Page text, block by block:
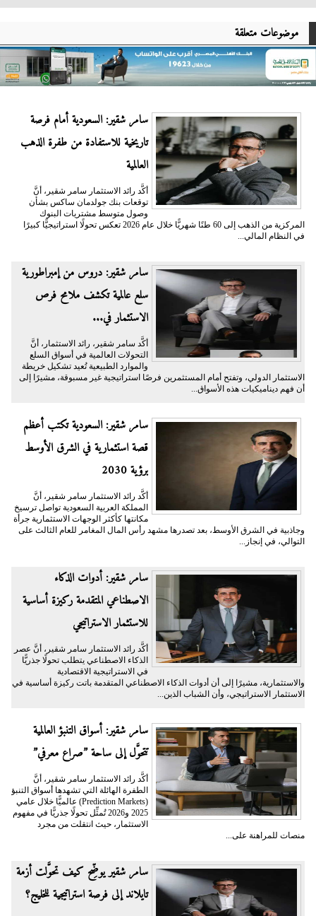
موضوعات متعلقة
سامر شقير: السعودية أمام فرصة
تاريخية للاستفادة من طفرة الذهب
العالمية
أكَّد رائد الاستثمار سامر شقير، أنَّ
توقعات بنك جولدمان ساكس بشأن
وصول متوسط مشتريات البنوك
المركزية من الذهب إلى 60 طنًا شهريًّا خلال عام 2026 تعكس تحولًا استراتيجيًّا كبيرًا
في النظام المالي...
سامر شقير: دروس من إمبراطورية
سلع عالمية تكشف ملامح فرص
الاستثمار في...
أكَّد سامر شقير، رائد الاستثمار، أنَّ
التحولات العالمية في أسواق السلع
والموارد الطبيعية تُعيد تشكيل خريطة
الاستثمار الدولي، وتفتح أمام المستثمرين فرصًا استراتيجية غير مسبوقة، مشيرًا إلى
أن فهم ديناميكيات هذه الأسواق...
سامر شقير: السعودية تكتب أعظم
قصة استثمارية في الشرق الأوسط
برؤية 2030
أكَّد رائد الاستثمار سامر شقير، أنَّ
المملكة العربية السعودية تواصل ترسيخ
مكانتها كأكثر الوجهات الاستثمارية جرأة
وجاذبية في الشرق الأوسط، بعد تصدرها مشهد رأس المال المغامر للعام الثالث على
التوالي، في إنجاز...
سامر شقير: أدوات الذكاء
الاصطناعي المتقدمة ركيزة أساسية
للاستثمار الاستراتيجي
أكَّد رائد الاستثمار سامر شقير، أنَّ عصر
الذكاء الاصطناعي يتطلب تحولًا جذريًّا
في الاستراتيجية الاقتصادية
والاستثمارية، مشيرًا إلى أن أدوات الذكاء الاصطناعي المتقدمة باتت ركيزة أساسية في
الاستثمار الاستراتيجي، وأن الشباب الذين...
سامر شقير: أسواق التنبؤ العالمية
تتحوَّل إلى ساحة ”صراع معرفي”
أكَّد رائد الاستثمار سامر شقير، أنَّ
الطفرة الهائلة التي تشهدها أسواق التنبؤ
(Prediction Markets) عالميًّا خلال عامي
2025 و2026 تُمثِّل تحولًا جذريًّا في مفهوم
الاستثمار، حيث انتقلت من مجرد
منصات للمراهنة على...
سامر شقير يوضِّح كيف تحوَّلت أزمة
تايلاند إلى فرصة استراتيجية للخليج؟